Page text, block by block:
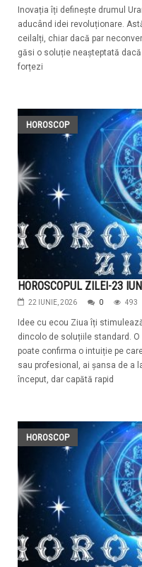
Inovația îți definește drumul
aducând idei revoluționare.
ceilalți, chiar dacă par
găsi o soluție neașteptată
forțezi
HOROSCOP
HOROSCOPUL ZILEI-23
22 IUNIE, 2026 0 493
Idee cu ecou Ziua îți
dincolo de soluțiile standard.
poate confirma o intuiție pe
sau profesional, ai șansa de a
început, dar capătă rapid
HOROSCOP